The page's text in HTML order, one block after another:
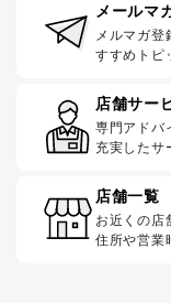
メールマ
メルマガ登
すすめトピ
店舗サー
専門アドバ
充実したサ
店舗一覧
お近くの店
住所や営業